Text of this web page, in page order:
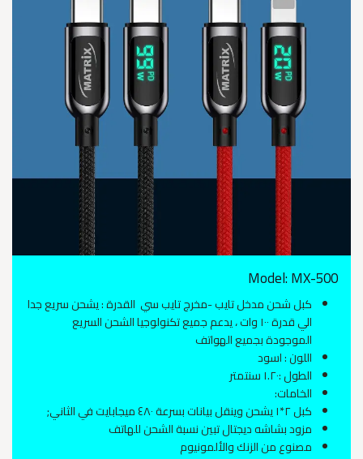
Model: MX-500
كبل شحن مدخل تايب -مخرج تايب سي القدرة : يشحن سريع جدا
الي قدرة ١٠٠ وات ، يدعم جميع تكنولوجيا الشحن السريع
الموجودة بجميع الهواتف
اللون : اسود
الطول :١.٢٠ سنتمتر
الخامات:
كبل ٢*١ يشحن وينقل بيانات بسرعة ٤٨٠ ميجابايت في الثاني;
مزود بشاشه ديجتال تبين نسبة الشحن للهاتف
مصنوع من الزنك والألمونيوم